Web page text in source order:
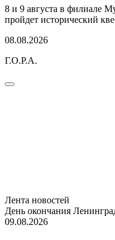
8 и 9 августа в филиале
пройдет исторический
08.08.2026
Г.О.Р.А.
Лента новостей
День окончания
09.08.2026